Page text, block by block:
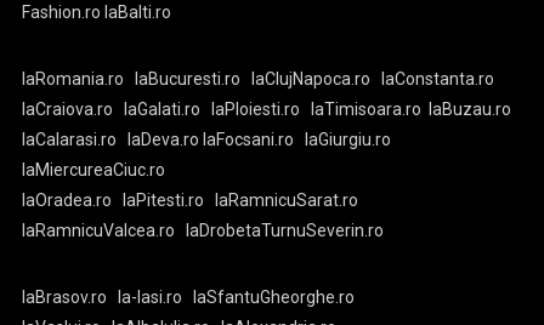
Fashion.ro laBalti.ro
laRomania.ro laBucuresti.ro laClujNapoca.ro
laConstanta.ro
laCraiova.ro
laGalati.ro laPloiesti.ro laTimisoara.ro laBuzau.ro
laCalarasi.ro
laDeva.ro laFocsani.ro
laGiurgiu.ro
laMiercureaCiuc.ro
laOradea.ro
laPitesti.ro
laRamnicuSarat.ro
laRamnicuValcea.ro
laDrobetaTurnuSeverin.ro
laBrasov.ro la-Iasi.ro
laSfantuGheorghe.ro